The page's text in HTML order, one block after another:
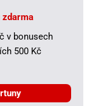
zdarma
v bonusech
500 Kč